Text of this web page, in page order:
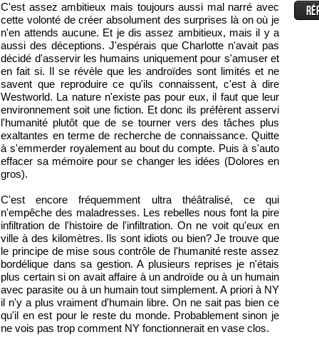
C'est assez ambitieux mais toujours aussi mal narré avec
cette volonté de créer absolument des surprises là on où je
n'en attends aucune. Et je dis assez ambitieux, mais il y a
aussi des déceptions. J'espérais que Charlotte n'avait pas
décidé d'asservir les humains uniquement pour s'amuser et
en fait si. Il se révèle que les androïdes sont limités et ne
savent que reproduire ce qu'ils connaissent, c'est à dire
Westworld. La nature n'existe pas pour eux, il faut que leur
environnement soit une fiction. Et donc ils préfèrent asservi
l'humanité plutôt que de se tourner vers des tâches plus
exaltantes en terme de recherche de connaissance. Quitte
à s'emmerder royalement au bout du compte. Puis à s'auto
effacer sa mémoire pour se changer les idées (Dolores en
gros).
C'est encore fréquemment ultra théâtralisé, ce qui
n'empêche des maladresses. Les rebelles nous font la pire
infiltration de l'histoire de l'infiltration. On ne voit qu'eux en
ville à des kilomètres. Ils sont idiots ou bien? Je trouve que
le principe de mise sous contrôle de l'humanité reste assez
bordélique dans sa gestion. A plusieurs reprises je n'étais
plus certain si on avait affaire à un androïde ou à un humain
avec parasite ou à un humain tout simplement. A priori à NY
il n'y a plus vraiment d'humain libre. On ne sait pas bien ce
qu'il en est pour le reste du monde. Probablement sinon je
ne vois pas trop comment NY fonctionnerait en vase clos.